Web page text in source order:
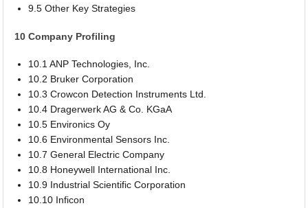
9.5 Other Key Strategies
10 Company Profiling
10.1 ANP Technologies, Inc.
10.2 Bruker Corporation
10.3 Crowcon Detection Instruments Ltd.
10.4 Dragerwerk AG & Co. KGaA
10.5 Environics Oy
10.6 Environmental Sensors Inc.
10.7 General Electric Company
10.8 Honeywell International Inc.
10.9 Industrial Scientific Corporation
10.10 Inficon